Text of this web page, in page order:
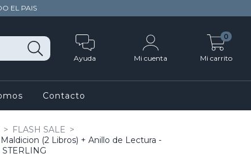
EL PAIS
Ayuda Mi cuenta Mi carrito
0
Contacto
> FLASH SALE >
(2 Libros) + Anillo de Lectura -
STERLING